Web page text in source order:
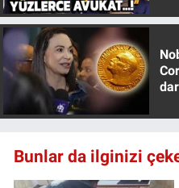
Bunlar da ilginizi
Teknoloji
Türkiye'nin Geleceği
Türkiye'nin Gündemi
Yerel Gündem